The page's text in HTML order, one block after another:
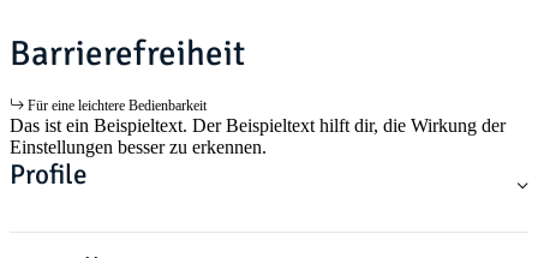
Barrierefreiheit
Für eine leichtere Bedienbarkeit
Das ist ein Beispieltext. Der Beispieltext hilft dir, die Wirkung der
Einstellungen besser zu erkennen.
Profile